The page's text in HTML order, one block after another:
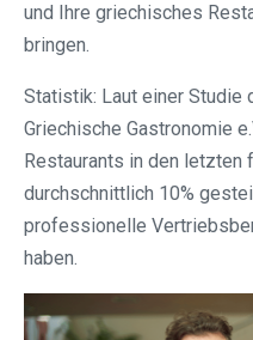
und Ihre griechisches
bringen.
Statistik: Laut einer Studie
Griechische Gastronomie
Restaurants in den letzten
durchschnittlich 10%
professionelle
haben.